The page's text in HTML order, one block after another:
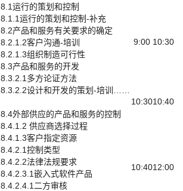
8.1运行的策划和控制
8.1.1运行的策划和控制-补充
8.2产品和服务有关要求的确定
8.2.1.2客户沟通-培训
8.2.1.3组织制造可行性
8.3产品和服务的开发
8.3.2.1多方论证方法
8.3.2.2设计和开发的策划-培训……
9:00 10:30
10:3010:40
8.4外部供应的产品和服务的控制
8.4.1.2 供应商选择过程
8.4.1.3客户指定资源
8.4.2.1控制类型
8.4.2.2法律法规要求
8.4.2.3.1嵌入式软件产品
8.4.2.4.1二方审核
10:4012:00